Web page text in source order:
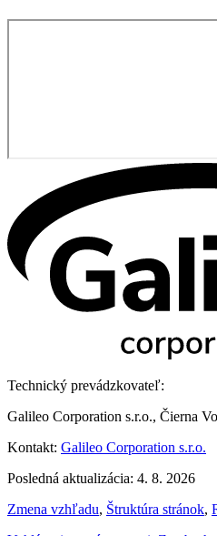
Technický prevádzkovateľ:
Galileo Corporation s.r.o., Čierna
Kontakt: Galileo Corporation s.r.o.
Posledná aktualizácia: 4. 8. 2026
Zmena vzhľadu, Štruktúra stránok,